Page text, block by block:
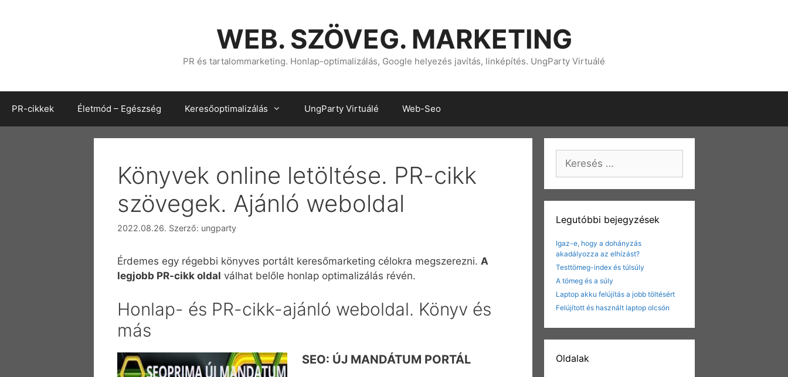
WEB. SZÖVEG. MARKETING
PR és tartalommarketing. Honlap-optimalizálás, Google helyezés javítás, linképítés. UngParty Virtuálé
PR-cikkek Életmód – Egészség Keresőoptimalizálás UngParty Virtuálé Web-Seo
Könyvek online letöltése. PR-cikk
szövegek. Ajánló weboldal
2022.08.26. Szerző: ungparty
Érdemes egy régebbi könyves portált keresőmarketing célokra megszerezni. A
legjobb PR-cikk oldal válhat belőle honlap optimalizálás révén.
Honlap- és PR-cikk-ajánló weboldal. Könyv és
más
SEO: ÚJ MANDÁTUM PORTÁL
Keresés:
Legutóbbi bejegyzések
Igaz-e, hogy a dohányzás
akadályozza az elhízást?
Testtömeg-index és túlsúly
A tömeg és a súly
Laptop akku felújítás a jobb töltésért
Felújított és használt laptop olcsón
Oldalak